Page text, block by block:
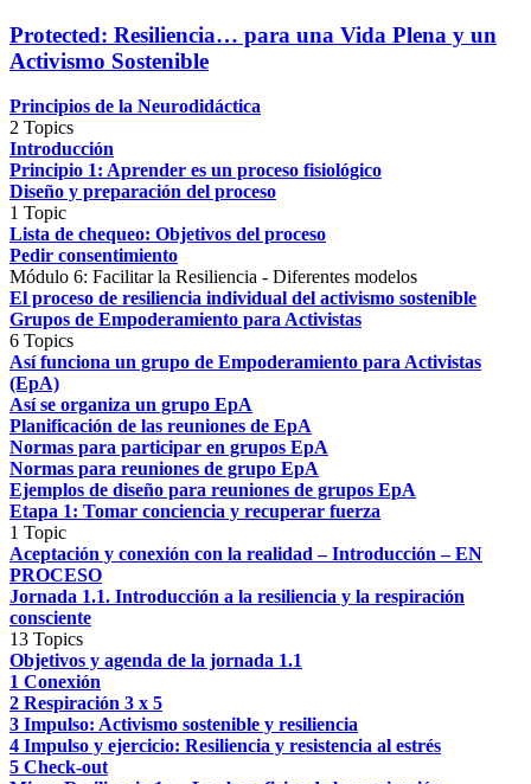
Protected: Resiliencia… para una Vida Plena y un
Activismo Sostenible
Principios de la Neurodidáctica
2 Topics
Introducción
Principio 1: Aprender es un proceso fisiológico
Diseño y preparación del proceso
1 Topic
Lista de chequeo: Objetivos del proceso
Pedir consentimiento
Módulo 6: Facilitar la Resiliencia - Diferentes modelos
El proceso de resiliencia individual del activismo sostenible
Grupos de Empoderamiento para Activistas
6 Topics
Así funciona un grupo de Empoderamiento para Activistas
(EpA)
Así se organiza un grupo EpA
Planificación de las reuniones de EpA
Normas para participar en grupos EpA
Normas para reuniones de grupo EpA
Ejemplos de diseño para reuniones de grupos EpA
Etapa 1: Tomar conciencia y recuperar fuerza
1 Topic
Aceptación y conexión con la realidad – Introducción – EN
PROCESO
Jornada 1.1. Introducción a la resiliencia y la respiración
consciente
13 Topics
Objetivos y agenda de la jornada 1.1
1 Conexión
2 Respiración 3 x 5
3 Impulso: Activismo sostenible y resiliencia
4 Impulso y ejercicio: Resiliencia y resistencia al estrés
5 Check-out